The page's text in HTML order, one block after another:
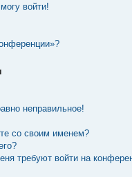
войти!
неправильное!
со своим именем?
требуют войти на